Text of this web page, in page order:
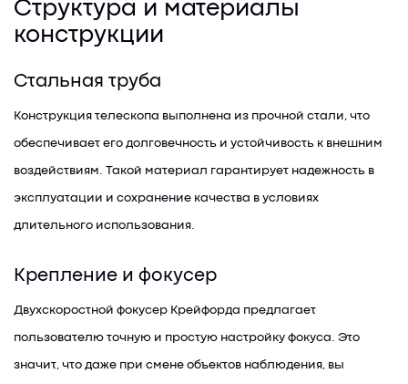
Структура и материалы
конструкции
Стальная труба
Конструкция телескопа выполнена из прочной стали, что
обеспечивает его долговечность и устойчивость к внешним
воздействиям. Такой материал гарантирует надежность в
эксплуатации и сохранение качества в условиях
длительного использования.
Крепление и фокусер
Двухскоростной фокусер Крейфорда предлагает
пользователю точную и простую настройку фокуса. Это
значит, что даже при смене объектов наблюдения, вы